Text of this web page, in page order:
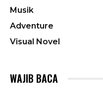
Musik
Adventure
Visual Novel
WAJIB BACA